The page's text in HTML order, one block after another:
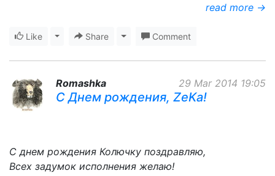
read more →
Like Toggle Dropdown
Share Toggle Dropdown
Comment
29 Mar 2014 19:05
Romashka
С Днем рождения, ZeKa!
С днем рождения Колючку поздравляю,
Всех задумок исполнения желаю!